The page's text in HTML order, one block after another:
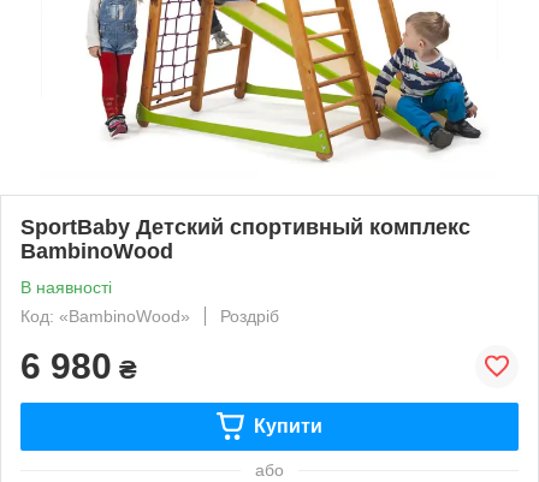
SportBaby Детский спортивный комплекс
BambinoWood
В наявності
Код: «BambinoWood»
Роздріб
6 980 ₴
Купити
або